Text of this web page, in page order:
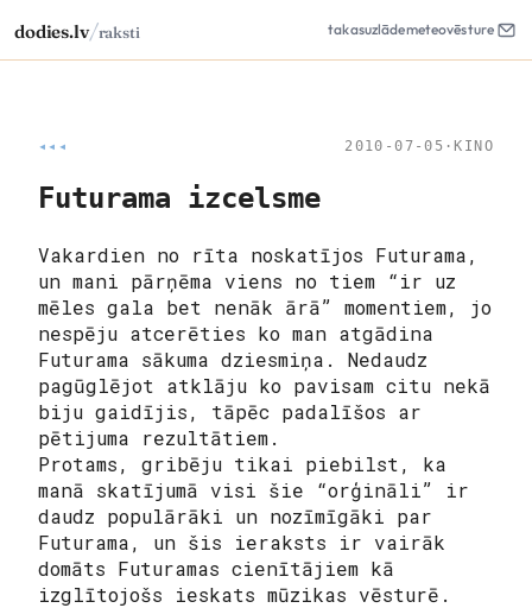
dodies.lv/raksti takasuzlādemeteovēsture
◂◂◂ 2010-07-05 · KINO
Futurama izcelsme
Vakardien no rīta noskatījos Futurama,
un mani pārņēma viens no tiem “ir uz
mēles gala bet nenāk ārā” momentiem, jo
nespēju atcerēties ko man atgādina
Futurama sākuma dziesmiņa. Nedaudz
pagūglējot atklāju ko pavisam citu nekā
biju gaidījis, tāpēc padalīšos ar
pētijuma rezultātiem.
Protams, gribēju tikai piebilst, ka
manā skatījumā visi šie “orģināli” ir
daudz populārāki un nozīmīgāki par
Futurama, un šis ieraksts ir vairāk
domāts Futuramas cienītājiem kā
izglītojošs ieskats mūzikas vēsturē.